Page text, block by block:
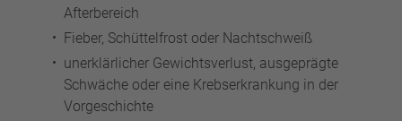
Afterbereich
Fieber, Schüttelfrost oder Nachtschweiß
unerklärlicher Gewichtsverlust, ausgeprägte
Schwäche oder eine Krebserkrankung in der
Vorgeschichte